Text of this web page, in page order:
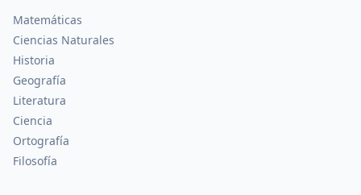
Matemáticas
Ciencias Naturales
Historia
Geografía
Literatura
Ciencia
Ortografía
Filosofía